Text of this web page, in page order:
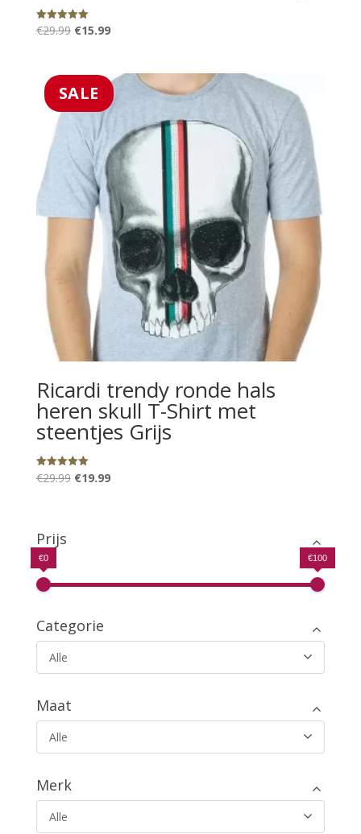
Gewaardeerd
5.00
€29.99 Oorspronkelijke
€29.99.
€15.99Huidige
€15.99.
SALE
Ricardi trendy ronde hals
heren skull T-Shirt met
steentjes Grijs
Gewaardeerd
5.00
€29.99 Oorspronkelijke
€19.99Huidige
Prijs
€0 €100
Categorie
Alle
Maat
Alle
Merk
Alle